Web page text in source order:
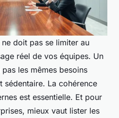
doit pas se limiter au
réel de vos équipes. Un
les mêmes besoins
sédentaire. La cohérence
est essentielle. Et pour
mieux vaut lister les